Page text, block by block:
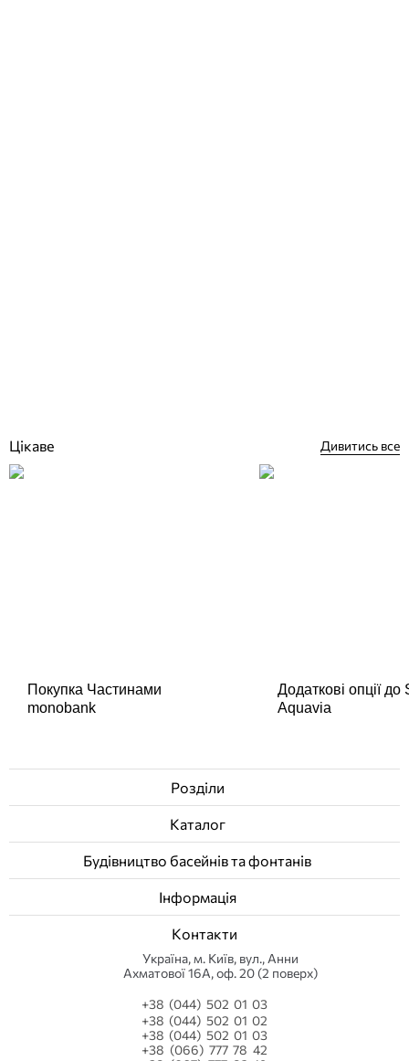
Цікаве Дивитись все
Покупка Частинами
monobank
Додаткові опції
Aquavia
Розділи
Каталог
Будівництво басейнів та фонтанів
Інформація
Контакти
Українa, м. Київ, вул., Анни
Ахматової 16А, оф. 20 (2 поверх)
+38 (044) 502 01 03
+38 (044) 502 01 02
+38 (044) 502 01 03
+38 (066) 777 78 42